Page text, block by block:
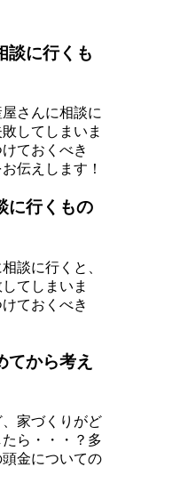
談に行くも
さんに相談に
してしまいま
ておくべき
伝えします！
に行くもの
談に行くと、
てしまいま
ておくべき
てから考え
家づくりがど
ら・・・？多
金についての